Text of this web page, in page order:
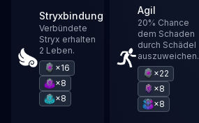
Stryxbindung
Verbündete
Stryx erhalten
2 Leben.
×16
×8
×8
Agil
20% Chance
dem Schaden
durch Schädel
auszuweichen.
×22
×8
×8